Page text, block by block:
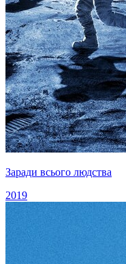
Заради всього людства
2019